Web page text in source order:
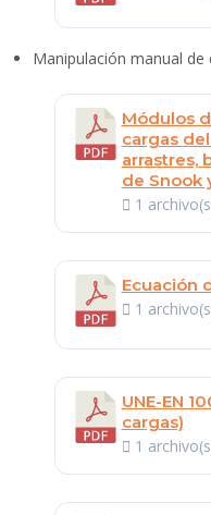
Manipulación manual de
Módulos
cargas
arrastres,
de Snook
1
Ecuación
1
UNE-EN
cargas)
1